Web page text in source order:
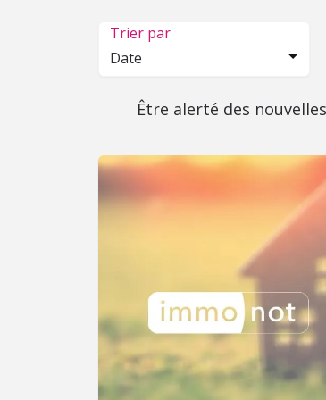
Trier par
Date
Être alerté des